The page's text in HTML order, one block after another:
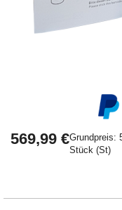
569,99 €Grundpreis:
Stück (St)
der
Bildergalerie